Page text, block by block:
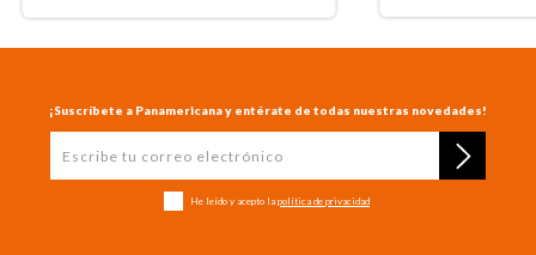
¡Suscríbete a Panamericana y entérate de todas nuestras novedades!
He leído y acepto la política de privacidad